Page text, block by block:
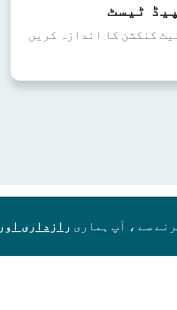
ٹیسٹ
کنکشن کا اندازہ کریں
رازداری